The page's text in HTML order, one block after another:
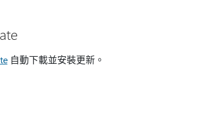
自動下載並安裝更新。